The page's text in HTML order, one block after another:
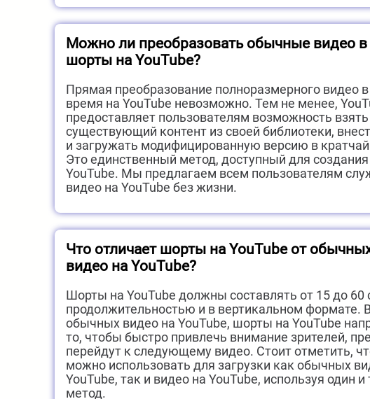
Можно ли преобразовать обычные видео в
шорты на YouTube?
Прямая преобразование полноразмерного видео
время на YouTube невозможно. Тем не менее,
предоставляет пользователям возможность взять
существующий контент из своей библиотеки,
и загружать модифицированную версию в
Это единственный метод, доступный для
YouTube. Мы предлагаем всем пользователям
видео на YouTube без жизни.
Что отличает шорты на YouTube от
видео на YouTube?
Шорты на YouTube должны составлять от 15 до 60
продолжительностью и в вертикальном формате.
обычных видео на YouTube, шорты на YouTube
то, чтобы быстро привлечь внимание зрителей,
перейдут к следующему видео. Стоит отметить,
можно использовать для загрузки как обычных
YouTube, так и видео на YouTube, используя один и
метод.